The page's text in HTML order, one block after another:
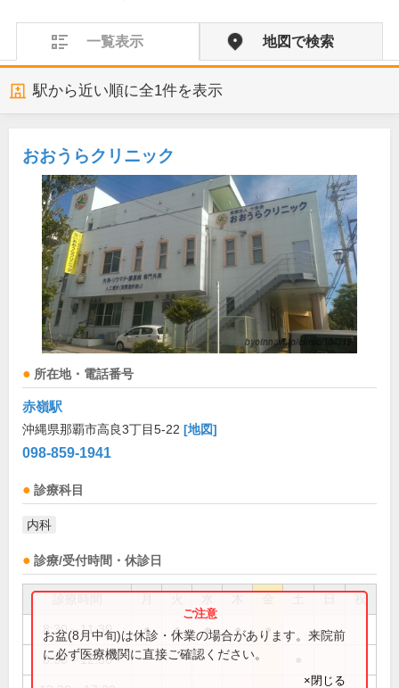
一覧表示 地図で検索
駅から近い順に全1件を表示
おおうらクリニック
所在地・電話番号
赤嶺駅
沖縄県那覇市高良3丁目5-22 [地図]
098-859-1941
診療科目
内科
診療/受付時間・休診日
祝
8:30～11:30 ● ● ● ● ●
8:30～12:30
お盆(8月中旬)は休診・休業の場合があります。来院前
に必ず医療機関に直接ご確認ください。
×閉じる